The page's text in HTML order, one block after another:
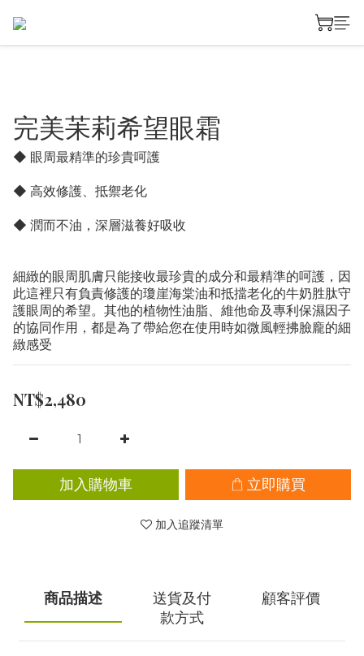
完美苿莉希望眼霜
◆ 眼周最精準的珍貴呵護
◆ 高效修護、抵禦老化
◆ 潤而不油，深層滋養好吸收
細緻的眼周肌膚只能接收最珍貴的成分和最精準的呵護，因
此這裡只有負責修護的瓊崖海棠油和抵擋老化的牛奶胜肽守
護眼周的希望。其他的植物性油脂、維他命及專利保濕因子
的協同作用，都是為了帶給您在使用時如微風輕拂臉龐的細
緻感受
NT$2,480
加入購物車 立即購買
加入追蹤清單
商品描述
送貨及付
款方式
顧客評價